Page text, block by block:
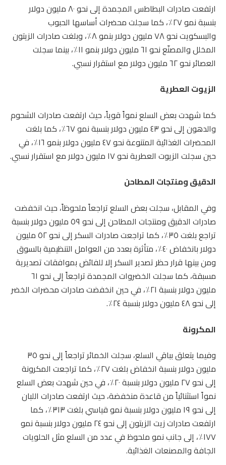
ارتفعت صادرات البطاطس المجمدة إلى نحو ٨٠ مليون دولار
بنسبة نمو ٢٧٪، كما سجلت محضرات أساسها الحبوب
والبسكويت نحو ٧٨ مليون دولار بنمو ٨٪، وبلغت صادرات الزيتون
المخلل والمصنّع نحو ٦١ مليون دولار بنمو ١١٪، بينما سجلت
العصائر نحو ٦٢ مليون دولار مع استقرار نسبي.
الزيوت العطرية
كما شهدت بعض السلع نمواً قوياً، حيث ارتفعت صادرات الشحوم
والدهون إلى نحو ٤٣ مليون دولار بنسبة نمو ٦٧٪، كما بلغت
المحضرات الغذائية المتنوعة نحو ٤٧ مليون دولار بنمو ١٦٪، في
حين سجلت الزيوت العطرية نحو ١٧ مليون دولار مع استقرار نسبي.
الدقيق ومنتجات المطاحن
وفي المقابل، سجلت بعض السلع تراجعاً ملحوظاً، حيث انخفضت
صادرات الدقيق ومنتجات المطاحن إلى نحو ٥٩ مليون دولار بنسبة
تراجع بلغت ٣٥٪، كما تراجعت صادرات السكر إلى نحو ٥٢ مليون
دولار بانخفاض ٤٠٪، متأثرة بعدد من العوامل التنظيمية بالسوق
ومن بينها قرار حظر تصدير السكر إلا للفائض بموافقات تصديرية
مسبقة، كما سجلت الخضروات المجمدة تراجعاً إلى نحو ٦١
مليون دولار بنسبة ٢١٪، في حين انخفضت صادرات محضرات الخضر
إلى نحو ٤٨ مليون دولار بنسبة ٢٤٪.
المكرونة
وفيما يتعلق بباقي السلع، سجلت الخمائر تراجعاً إلى نحو ٣٥
مليون دولار بنسبة انخفاض بلغت ٢٧٪، كما تراجعت المكرونة
إلى نحو ٢٧ مليون دولار بنسبة ٢٠٪، في حين شهدت بعض السلع
نمواً استثنائياً من قاعدة منخفضة، حيث ارتفعت صادرات اللبان
إلى نحو ١٩ مليون دولار بنسبة نمو قياسي بلغت ٣١٣٪، كما
ارتفعت صادرات زيت الزيتون إلى نحو ٢٤ مليون دولار بنسبة نمو
١٧٧٪، إلى جانب نمو ملحوظ في عدد من السلع مثل الحلويات
الجافة والمصنعات الغذائية.